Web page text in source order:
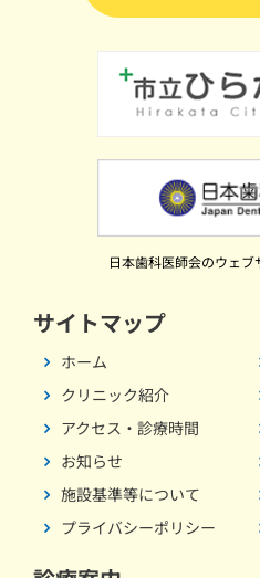
日本歯科医師会のウェ
サイトマップ
ホーム
クリニック紹介
アクセス・診療時間
お知らせ
施設基準等について
プライバシーポリシー